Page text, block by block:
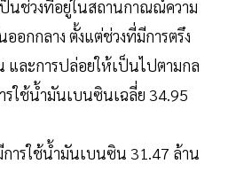
นช่วงที่อยู่ในสถานกาณณ์ความ
ออกกลาง ตั้งแต่ช่วงที่มีการตรึง
และการปล่อยให้เป็นไปตามกล
รใช้น้ำมันเบนซินเฉลี่ย 34.95
การใช้น้ำมันเบนซิน 31.47 ล้าน